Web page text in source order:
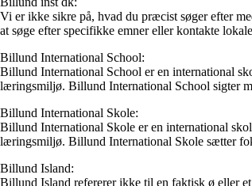
Vi er ikke sikre på, hvad du præcist søger efter
at søge efter specifikke emner eller kontakte
Billund International School:
Billund International School er en international
læringsmiljø. Billund International School sigter
Billund International Skole:
Billund International Skole er en international
læringsmiljø. Billund International Skole sætter
Billund Island:
Billund Island refererer ikke til en faktisk ø eller